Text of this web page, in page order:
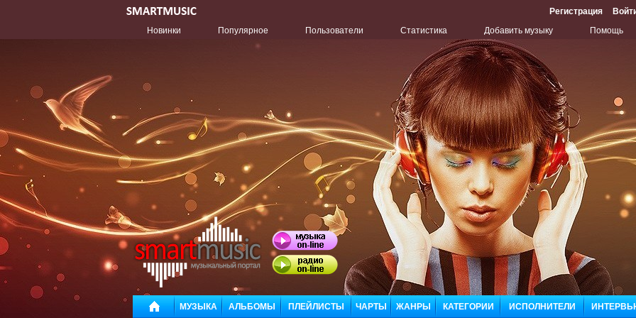
Регистрация
Новинки
Популярное Пользователи Статистика Добавить музыку Помощь
МУЗЫКА АЛЬБОМЫ ПЛЕЙЛИСТЫ ЧАРТЫ ЖАНРЫ КАТЕГОРИИ ИСПОЛНИТЕЛИ